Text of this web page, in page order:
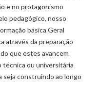
e no protagonismo
pedagógico, nosso
básica Geral
através da preparação
que estes avancem
técnica ou universitária
seja construindo ao longo